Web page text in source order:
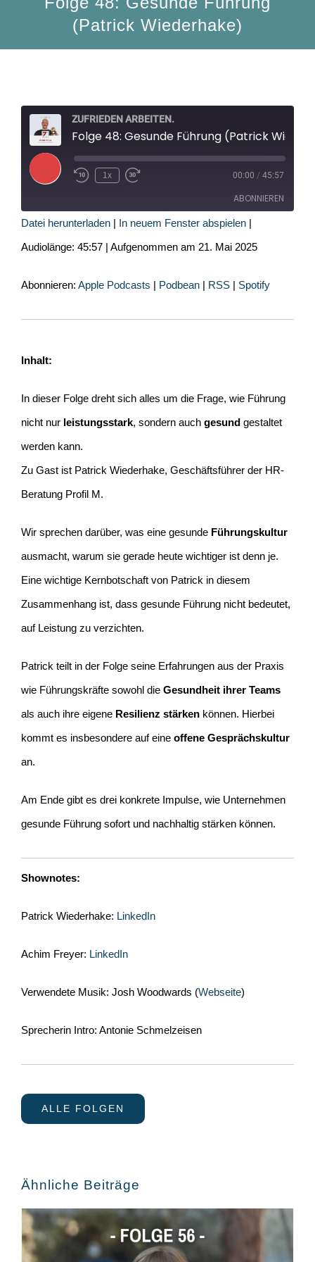
(Patrick Wiederhake)
ZUFRIEDEN ARBEITEN.
Play
Episode
1x 00:00 / 45:57
ABONNIEREN
RSS FEED
Datei herunterladen | In neuem Fenster abspielen |
Audiolänge: 45:57 | Aufgenommen am 21. Mai 2025
Abonnieren: Apple Podcasts | Podbean | RSS | Spotify
Inhalt:
In dieser Folge dreht sich alles um die Frage, wie Führung
nicht nur leistungsstark, sondern auch gesund gestaltet
werden kann.
Zu Gast ist Patrick Wiederhake, Geschäftsführer der HR-
Beratung Profil M.
Wir sprechen darüber, was eine gesunde Führungskultur
ausmacht, warum sie gerade heute wichtiger ist denn je.
Eine wichtige Kernbotschaft von Patrick in diesem
Zusammenhang ist, dass gesunde Führung nicht bedeutet,
auf Leistung zu verzichten.
Patrick teilt in der Folge seine Erfahrungen aus der Praxis
wie Führungskräfte sowohl die Gesundheit ihrer Teams
als auch ihre eigene Resilienz stärken können. Hierbei
kommt es insbesondere auf eine offene Gesprächskultur
an.
Am Ende gibt es drei konkrete Impulse, wie Unternehmen
gesunde Führung sofort und nachhaltig stärken können.
Shownotes:
Patrick Wiederhake: LinkedIn
Achim Freyer: LinkedIn
Verwendete Musik: Josh Woodwards (Webseite)
Sprecherin Intro: Antonie Schmelzeisen
ALLE FOLGEN
Ähnliche Beiträge